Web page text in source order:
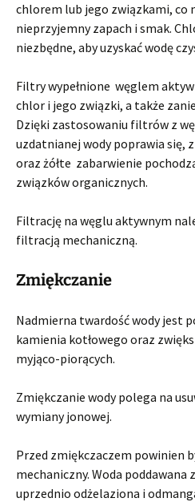
chlorem lub jego związkami, co
nieprzyjemny zapach i smak.
niezbędne, aby uzyskać wodę
Filtry wypełnione węglem
chlor i jego związki, a także
Dzięki zastosowaniu filtrów z
uzdatnianej wody poprawia się,
oraz żółte zabarwienie
związków organicznych.
Filtrację na węglu aktywnym
filtracją mechaniczną.
Zmiękczanie
Nadmierna twardość wody jest
kamienia kotłowego oraz
myjąco-piorących.
Zmiękczanie wody polega na
wymiany jonowej.
Przed zmiękczaczem powinien
mechaniczny. Woda
uprzednio odżelaziona i